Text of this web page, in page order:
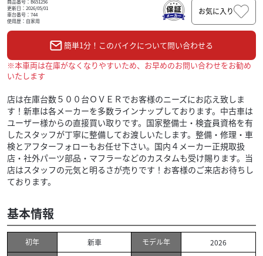
更新日：2026/05/01
車台番号：744
使用歴：自家用
お気に入り
簡単1分！このバイクについて問い合わせる
※本車両は在庫がなくなりやすいため、お早めのお問い合わせをお勧め
いたします
店は在庫台数５００台ＯＶＥＲでお客様のニーズにお応え致しま
す！新車は各メーカーを多数ラインナップしております。中古車は
ユーザー様からの直接買い取りです。国家整備士・検査員資格を有
したスタッフが丁寧に整備してお渡しいたします。整備・修理・車
検とアフターフォローもお任せ下さい。国内４メーカー正規取扱
店・社外パーツ部品・マフラーなどのカスタムも受け賜ります。当
店はスタッフの元気と明るさが売りです！お客様のご来店お待ちし
ております。
基本情報
初年 新車 モデル年
2026